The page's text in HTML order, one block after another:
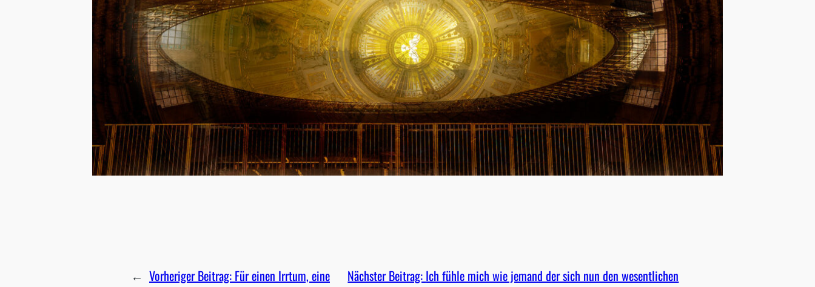
← Vorheriger Beitrag: Für einen Irrtum, eine
Nächster Beitrag: Ich fühle mich wie jemand der sich nun den wesentlichen